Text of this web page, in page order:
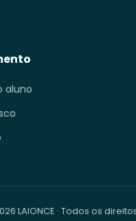
aluno
LAIONCE · Todos os